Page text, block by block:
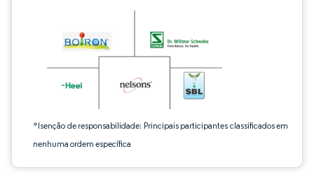
*Isenção de responsabilidade: Principais participantes classificados em
nenhuma ordem específica